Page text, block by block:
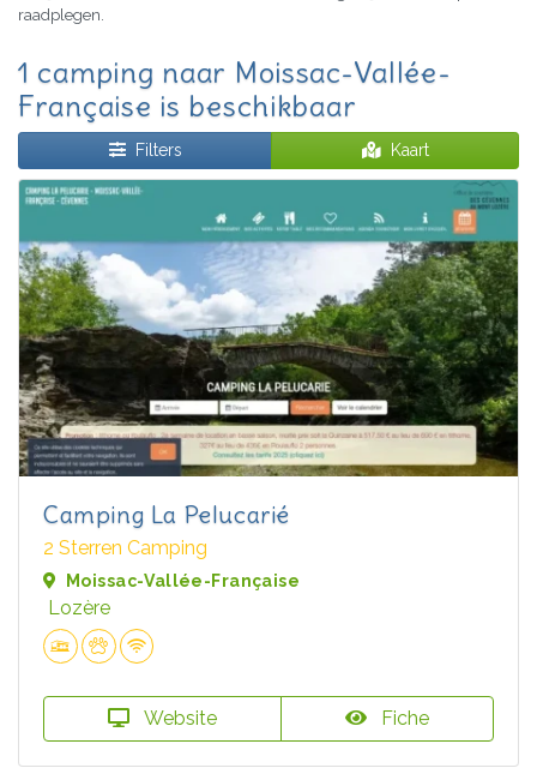
raadplegen.
1 camping naar Moissac-Vallée-
Française is beschikbaar
Filters Kaart
Camping La Pelucarié
2 Sterren Camping
Moissac-Vallée-Française
Lozère
Website Fiche